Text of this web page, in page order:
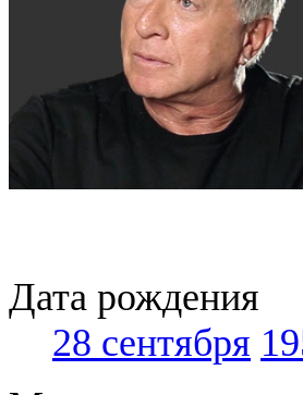
Дата рождения
28 сентября